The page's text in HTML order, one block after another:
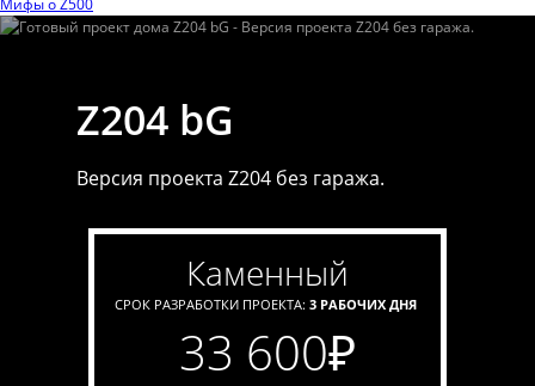
Мифы o Z500
Z204 bG
Версия проекта Z204 без гаража.
каменный
СРОК РАЗРАБОТКИ ПРОЕКТА: 3 РАБОЧИХ ДНЯ
33 600₽